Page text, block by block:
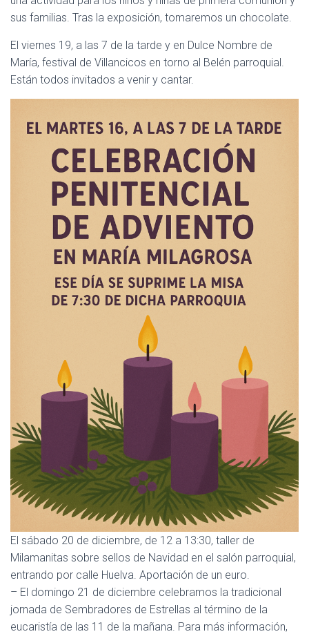
sus familias. Tras la exposición, tomaremos un chocolate.
El viernes 19, a las 7 de la tarde y en Dulce Nombre de
María, festival de Villancicos en torno al Belén parroquial.
Están todos invitados a venir y cantar.
El sábado 20 de diciembre, de 12 a 13:30, taller de
Milamanitas sobre sellos de Navidad en el salón parroquial,
entrando por calle Huelva. Aportación de un euro.
– El domingo 21 de diciembre celebramos la tradicional
jornada de Sembradores de Estrellas al término de la
eucaristía de las 11 de la mañana. Para más información,